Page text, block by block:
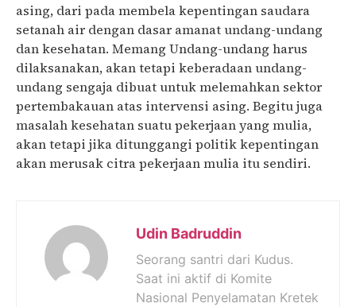
asing, dari pada membela kepentingan saudara
setanah air dengan dasar amanat undang-undang
dan kesehatan. Memang Undang-undang harus
dilaksanakan, akan tetapi keberadaanundang-
undang sengaja dibuatuntuk melemahkan sektor
pertembakauan atas intervensi asing. Begitu juga
masalah kesehatan suatu pekerjaan yang mulia,
akan tetapi jika ditunggangi politik kepentingan
akan merusak citra pekerjaan mulia itu sendiri.
Udin Badruddin
Seorang santri dari Kudus.
Saat ini aktif di Komite
Nasional Penyelamatan Kretek